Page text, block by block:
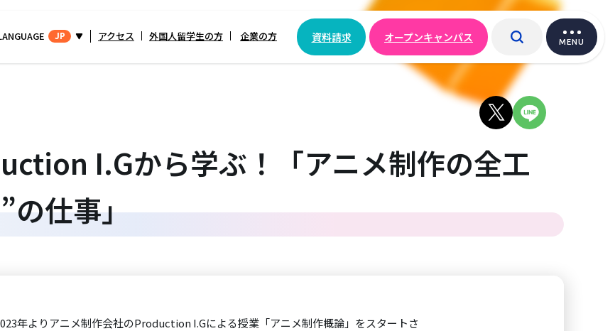
JP アクセス 外国人留学生の方 企業の方 資料請求 オープンキャンパス MENU
I.Gから学ぶ！「アニメ制作の全工
の仕事」
年よりアニメ制作会社のProduction I.Gによる授業「アニメ制作概論」をスタートさ